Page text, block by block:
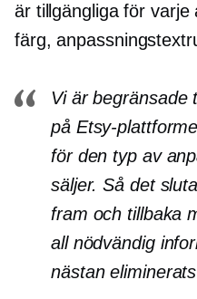
är tillgängliga för
färg,
Vi är begränsade
på Etsy-
för den typ av
säljer. Så det
fram och tillbaka
all nödvändig
nästan